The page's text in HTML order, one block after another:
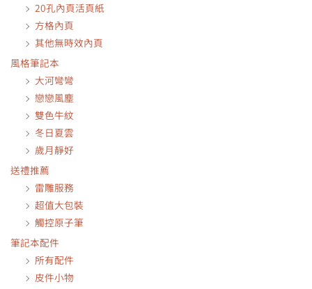
20孔內頁活頁紙
方格內頁
其他無時效內頁
風格筆記本
大河彎彎
戀戀風塵
雙色牛紋
冬日夏雲
歲月靜好
送禮推薦
雷雕服務
超值大包裝
觸控原子筆
筆記本配件
所有配件
皮件小物